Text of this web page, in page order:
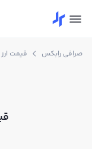
صرافی رابکس قیمت